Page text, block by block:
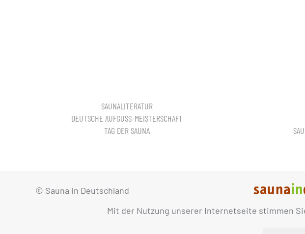
Mit der Nutzung unserer Internetseite stimmen
SAUNALITERATUR
DEUTSCHE AUFGUSS-MEISTERSCHAFT
TAG DER SAUNA
© Sauna in Deutschland